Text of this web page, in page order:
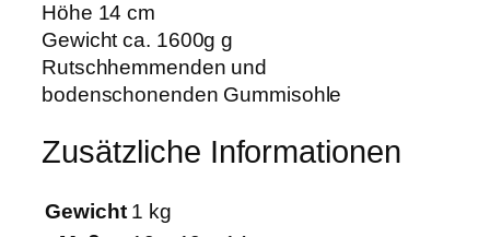
Höhe 14 cm
Gewicht ca. 1600g g
Rutschhemmenden und
bodenschonenden Gummisohle
Zusätzliche Informationen
Gewicht 1 kg